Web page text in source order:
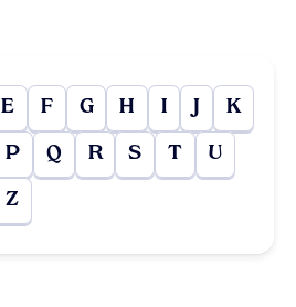
E F G H I J K
P Q R S T U
Z